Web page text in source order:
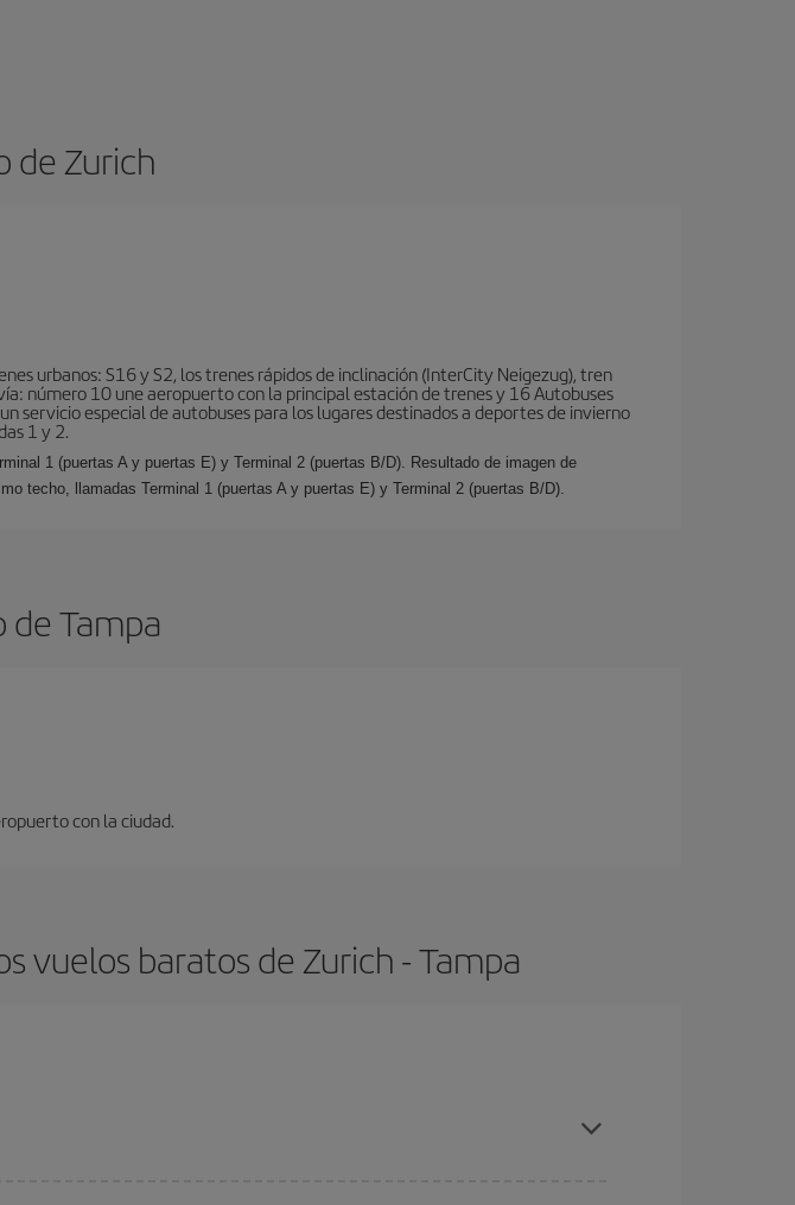
de Zurich
urbanos: S16 y S2, los trenes rápidos de inclinación (InterCity Neigezug), tren
número 10 une aeropuerto con la principal estación de trenes y 16 Autobuses
servicio especial de autobuses para los lugares destinados a deportes de invierno
1 y 2.
1 (puertas A y puertas E) y Terminal 2 (puertas B/D). Resultado de imagen de
techo, llamadas Terminal 1 (puertas A y puertas E) y Terminal 2 (puertas B/D).
Tampa
con la ciudad.
vuelos baratos de Zurich - Tampa